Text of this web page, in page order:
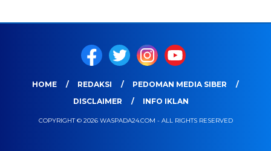
HOME REDAKSI
PEDOMAN MEDIA SIBER
DISCLAIMER
INFO IKLAN
COPYRIGHT © 2026 WASPADA24.COM - ALL RIGHTS RESERVED